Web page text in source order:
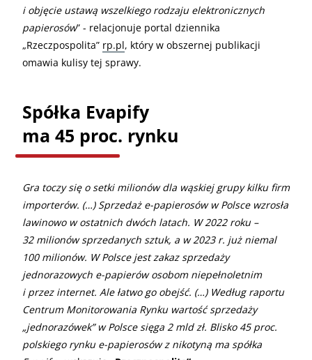
i objęcie ustawą wszelkiego rodzaju elektronicznych
papierosów” - relacjonuje portal dziennika
„Rzeczpospolita” rp.pl, który w obszernej publikacji
omawia kulisy tej sprawy.
Spółka Evapify
ma 45 proc. rynku
Gra toczy się o setki milionów dla wąskiej grupy kilku firm
importerów. (…) Sprzedaż e-papierosów w Polsce wzrosła
lawinowo w ostatnich dwóch latach. W 2022 roku –
32 milionów sprzedanych sztuk, a w 2023 r. już niemal
100 milionów. W Polsce jest zakaz sprzedaży
jednorazowych e-papierów osobom niepełnoletnim
i przez internet. Ale łatwo go obejść. (…) Według raportu
Centrum Monitorowania Rynku wartość sprzedaży
„jednorazówek” w Polsce sięga 2 mld zł. Blisko 45 proc.
polskiego rynku e-papierosów z nikotyną ma spółka